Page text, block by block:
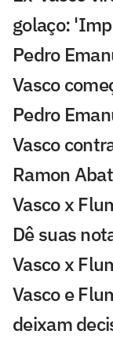
golaço:
Pedro
Vasco
Pedro
Vasco
Ramon
Vasco x
Dê suas
Vasco x
Vasco e
deixam